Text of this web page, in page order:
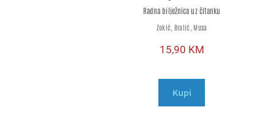
Radna bilježnica uz čitanku
Zokić, Bralić, Musa
15,90 KM
Kupi